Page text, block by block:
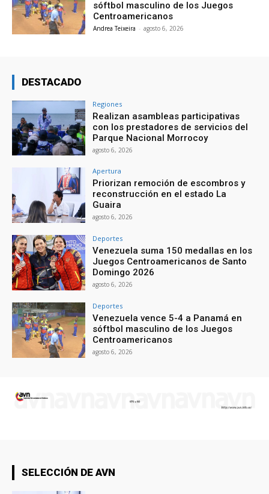
sóftbol masculino de los Juegos
Centroamericanos
Andrea Teixeira - agosto 6, 2026
DESTACADO
Regiones
Realizan asambleas participativas
con los prestadores de servicios del
Parque Nacional Morrocoy
agosto 6, 2026
Apertura
Priorizan remoción de escombros y
reconstrucción en el estado La
Guaira
agosto 6, 2026
Deportes
Venezuela suma 150 medallas en los
Juegos Centroamericanos de Santo
Domingo 2026
agosto 6, 2026
Deportes
Venezuela vence 5-4 a Panamá en
sóftbol masculino de los Juegos
Centroamericanos
agosto 6, 2026
SELECCIÓN DE AVN